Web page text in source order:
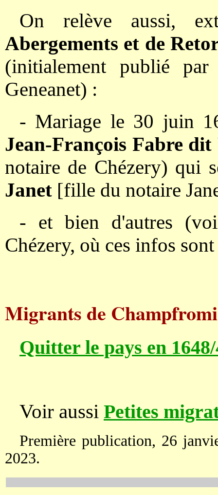
On relève aussi,
Abergements et de
(initialement publié
Geneanet) :
- Mariage le 30 juin
Jean-François Fabre
notaire de Chézery) qui
Janet [fille du notaire
- et bien d'autres
Chézery, où ces infos
Migrants de
Quitter le pays en
Voir aussi Petites
Première publication, 26
2023.